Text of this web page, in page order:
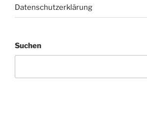
Datenschutzerklärung
Suchen